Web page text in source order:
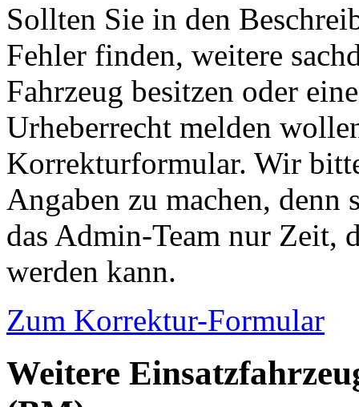
Sollten Sie in den
Fehler finden, weitere
Fahrzeug besitzen oder
Urheberrecht melden
Korrekturformular. Wir
Angaben zu machen,
das Admin-Team nur Zeit,
werden kann.
Zum Korrektur-Formular
Weitere